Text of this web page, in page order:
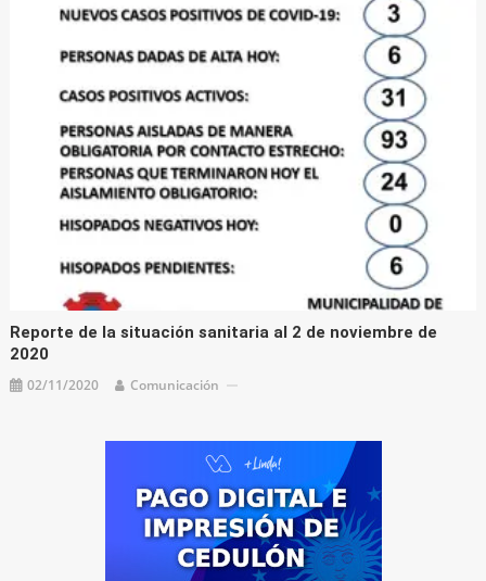
Reporte de la situación sanitaria al 2 de noviembre de
2020
02/11/2020 Comunicación